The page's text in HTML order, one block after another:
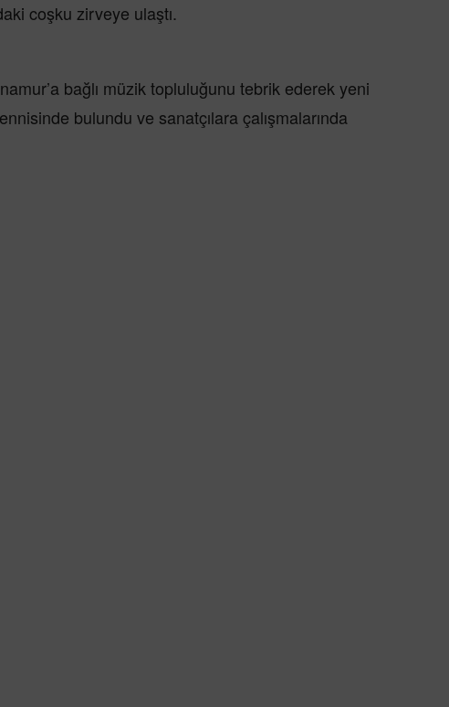
coşku zirveye ulaştı.
bağlı müzik topluluğunu tebrik ederek yeni
bulundu ve sanatçılara çalışmalarında